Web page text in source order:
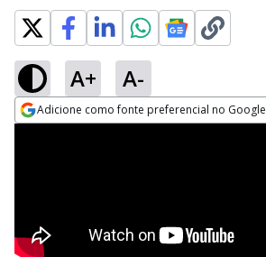
A+ A-
Adicione como fonte preferencial no Google